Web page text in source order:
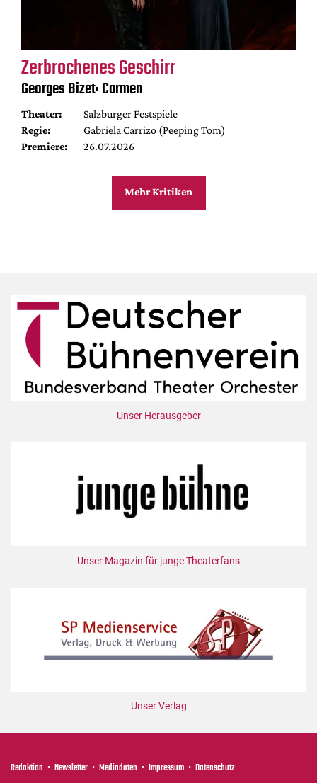
Zerbrochenes Geschirr
Georges Bizet: Carmen
Theater:
Salzburger Festspiele
Regie:
Gabriela Carrizo (Peeping Tom)
Premiere:
26.07.2026
Mehr Kritiken
Unser Herausgeber
Unser Magazin für junge Theaterfans
Unser Verlag
Redaktion Newsletter Mediadaten Impressum Datenschutz